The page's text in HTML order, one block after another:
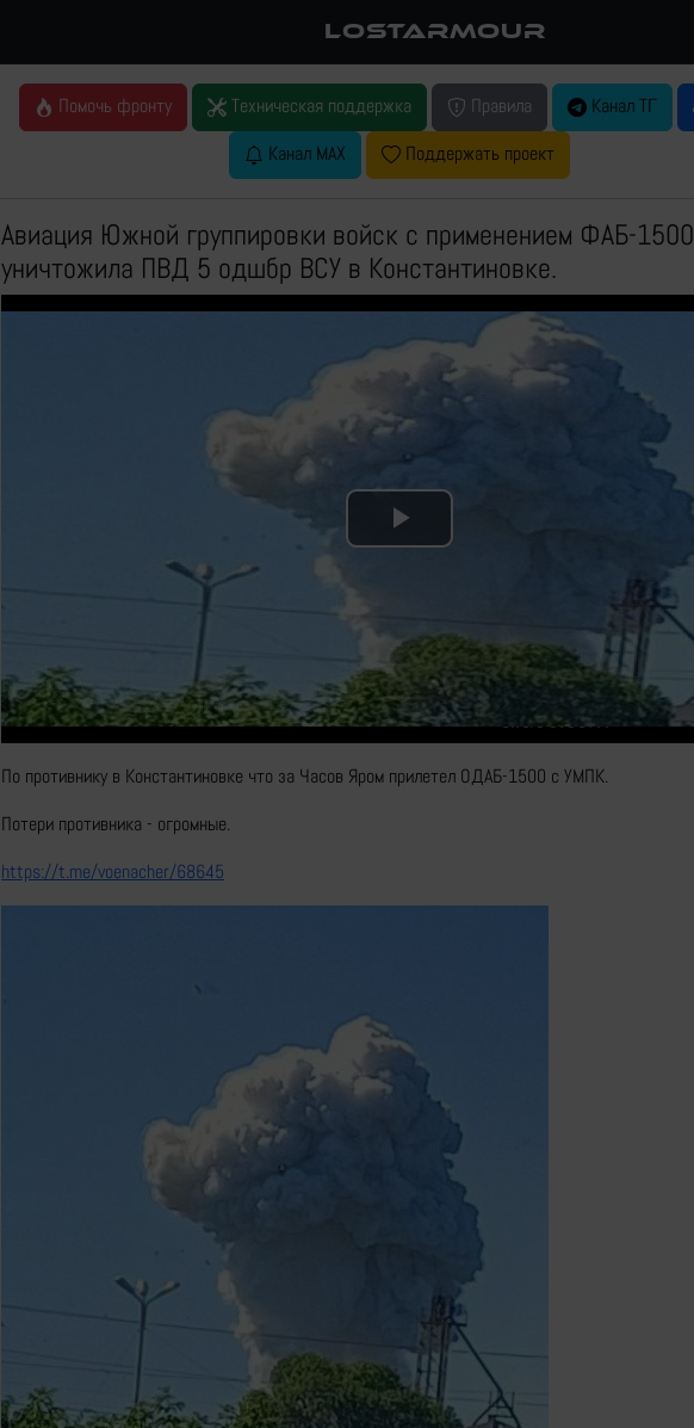
LOSTARMOUR
Помочь фронту Техническая поддержка Правила Канал ТГ
Канал MAX
Поддержать проект
Авиация Южной группировки войск с применением ФАБ-1500
уничтожила ПВД 5 одшбр ВСУ в Константиновке.
Play
По противнику в Константиновке что за Часов Яром прилетел ОДАБ-1500 с УМПК.
Потери противника - огромные.
https://t.me/voenacher/68645